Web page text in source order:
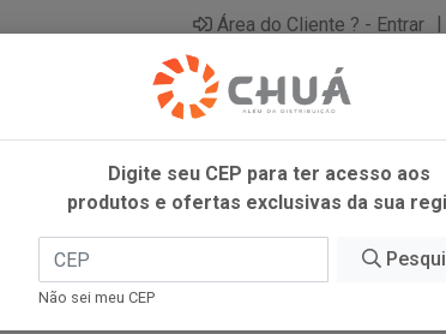
Área do Cliente ? - Entrar |
Digite seu CEP para ter acesso aos
produtos e ofertas exclusivas da sua
Não sei meu CEP